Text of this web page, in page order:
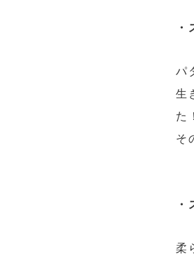
パ
生
た
そ
柔